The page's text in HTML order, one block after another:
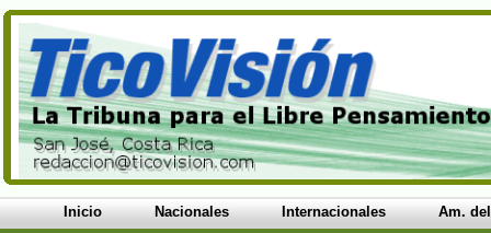
Inicio Nacionales Internacionales Am.